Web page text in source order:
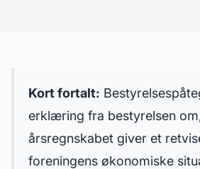
Kort fortalt:
erklæring fra bestyrelsen
årsregnskabet giver et
foreningens økonomiske